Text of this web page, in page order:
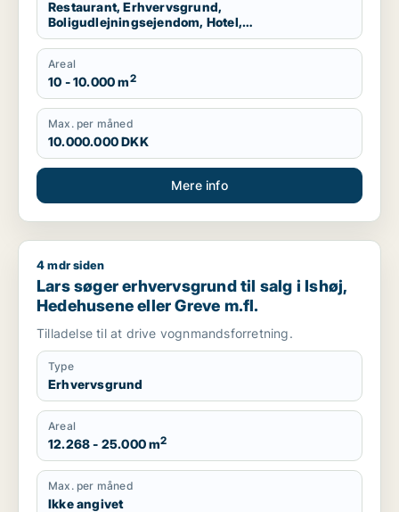
Restaurant, Erhvervsgrund,
Boligudlejningsejendom, Hotel,
Produktionslokaler, Garage
Areal
10 - 10.000 m2
Max. per måned
10.000.000 DKK
Mere info
Lars søger erhvervsgrund til salg i Ishøj, Hedehusene eller
4 mdr siden
Lars søger erhvervsgrund til salg i Ishøj,
Hedehusene eller Greve m.fl.
Tilladelse til at drive vognmandsforretning.
Type
Erhvervsgrund
Areal
12.268 - 25.000 m2
Max. per måned
Ikke angivet